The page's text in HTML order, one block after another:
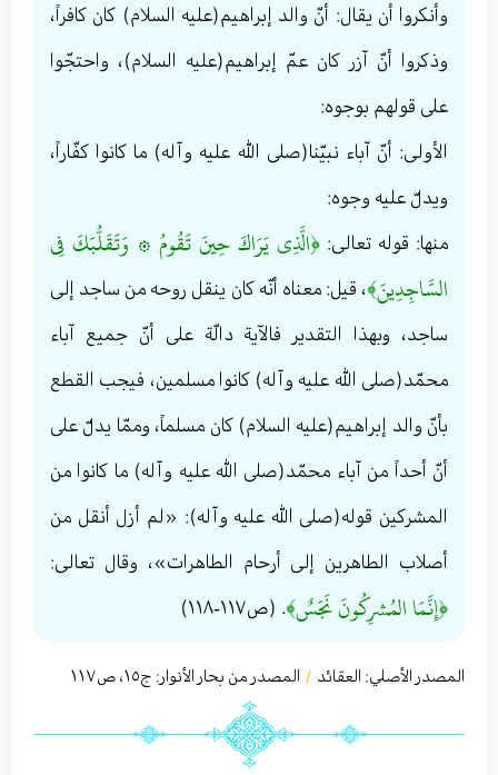
وأنكروا أن يقال: أنّ والد إبراهيم(عليه السلام) كان كافراً،
وذكروا أنّ آزر كان عمّ إبراهيم(عليه السلام)، واحتجّوا
على قولهم بوجوه:
الأولى: أنّ آباء نبيّنا(صلى الله عليه وآله) ما كانوا كفّاراً،
ويدلّ عليه وجوه:
منها: قوله تعالی: ﴿الَّذِي يَرَاكَ حِينَ تَقُومُ ۞ وَتَقَلُّبَكَ فِي
السَّاجِدِينَ﴾، قيل: معناه أنّه كان ينقل روحه من ساجد إلى
ساجد، وبهذا التقدير فالآية دالّة على أنّ جميع آباء
محمّد(صلى الله عليه وآله) كانوا مسلمين، فيجب القطع
بأنّ والد إبراهيم(عليه السلام) كان مسلماً، وممّا يدلّ على
أنّ أحداً من آباء محمّد(صلى الله عليه وآله) ما كانوا من
المشركين قوله(صلى الله عليه وآله): «لم أزل أنقل من
أصلاب الطاهرين إلى أرحام الطاهرات»، وقال تعالی:
﴿إِنَّمَا المُشرِكُونَ نَجَسٌ﴾. (ص١١٧-١١٨)
المصدر الأصلي: العقائد / المصدر من بحار الأنوار: ج١٥، ص١١٧